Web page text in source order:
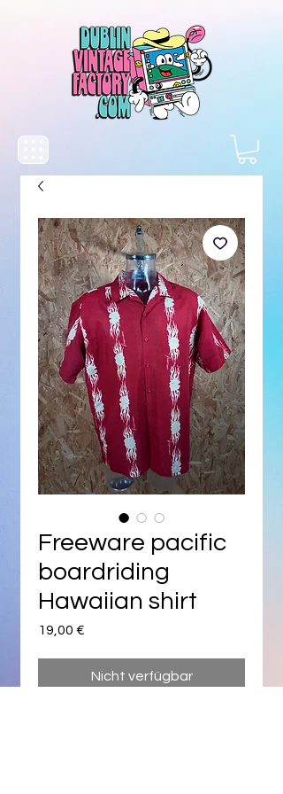
Freeware pacific
boardriding
Hawaiian shirt
19,00 €
Nicht verfügbar